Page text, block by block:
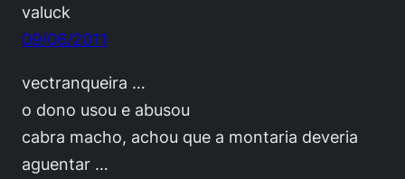
valuck
09/06/2011
vectranqueira …
o dono usou e abusou
cabra macho, achou que a montaria deveria
aguentar …